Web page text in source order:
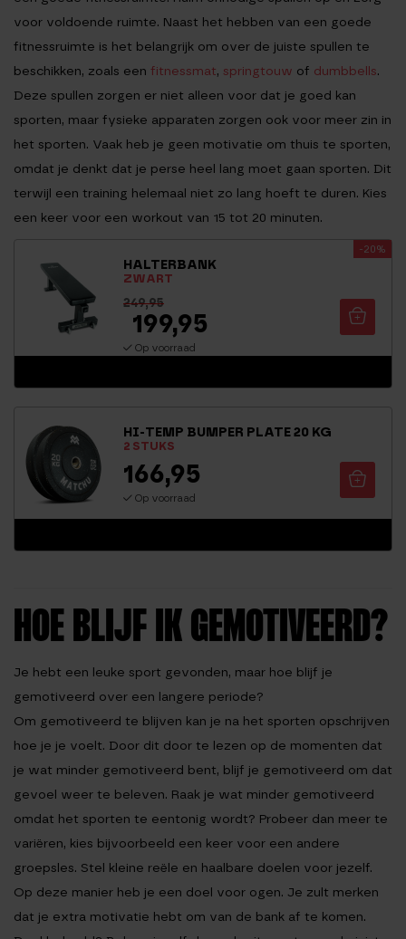
voor voldoende ruimte. Naast het hebben van een goede
fitnessruimte is het belangrijk om over de juiste spullen te
beschikken, zoals een fitnessmat, springtouw of dumbbells.
Deze spullen zorgen er niet alleen voor dat je goed kan
sporten, maar fysieke apparaten zorgen ook voor meer zin in
het sporten. Vaak heb je geen motivatie om thuis te sporten,
omdat je denkt dat je perse heel lang moet gaan sporten. Dit
terwijl een training helemaal niet zo lang hoeft te duren. Kies
een keer voor een workout van 15 tot 20 minuten.
HALTERBANK
ZWART
-20%
249,95
199,95
Op voorraad
HI-TEMP BUMPER PLATE 20 KG
2 STUKS
166,95
Op voorraad
HOE BLIJF IK GEMOTIVEERD?
Je hebt een leuke sport gevonden, maar hoe blijf je
gemotiveerd over een langere periode?
Om gemotiveerd te blijven kan je na het sporten opschrijven
hoe je je voelt. Door dit door te lezen op de momenten dat
je wat minder gemotiveerd bent, blijf je gemotiveerd om dat
gevoel weer te beleven. Raak je wat minder gemotiveerd
omdat het sporten te eentonig wordt? Probeer dan meer te
variëren, kies bijvoorbeeld een keer voor een andere
groepsles. Stel kleine reële en haalbare doelen voor jezelf.
Op deze manier heb je een doel voor ogen. Je zult merken
dat je extra motivatie hebt om van de bank af te komen.